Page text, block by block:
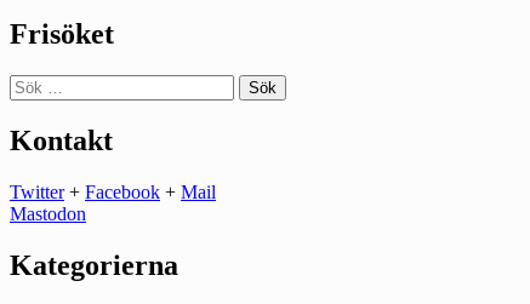
Frisöket
Sök
efter:
Kontakt
Twitter+ Facebook + Mail
Mastodon
Kategorierna